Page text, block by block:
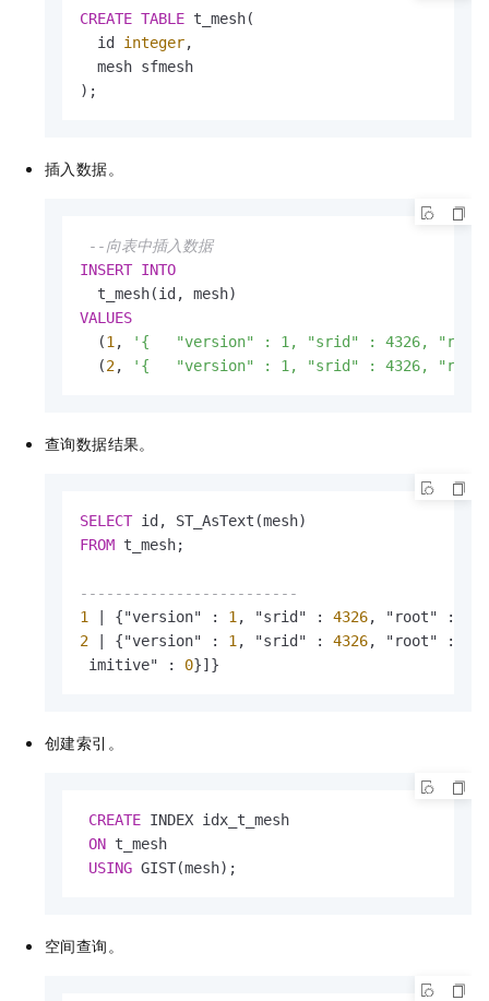
CREATE TABLE t_mesh(
  id
integer,
  mesh sfmesh
);
插入数据。
--向表中插入数据
INSERT INTO
VALUES
  (
1 ,
'{   "version" : 1, "srid" : 4326, "root" :
  (
2, '{   "version" : 1, "srid" : 4326, "root" :
查询数据结果。
SELECT
FROM t_mesh;
-------------------------
1
{"version" : 1 , "srid" : 4326, "root" :
2
{"version" : 1 , "srid" : 4326, "root" :
imitive" : 0}]}
创建索引。
CREATE INDEX idx_t_mesh
ON t_mesh
USING GIST(mesh);
空间查询。